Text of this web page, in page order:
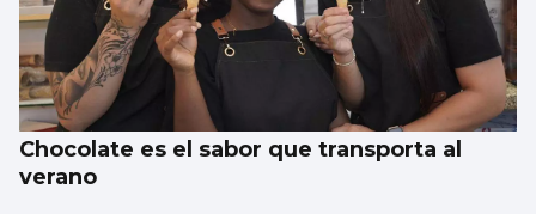
Chocolate es el sabor que transporta al
verano